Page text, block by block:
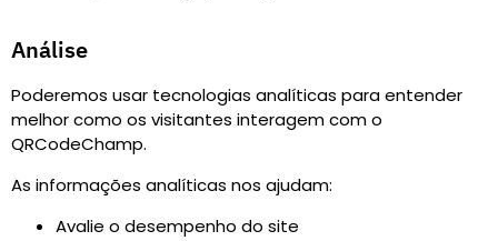
Análise
Poderemos usar tecnologias analíticas para entender
melhor como os visitantes interagem com o
QRCodeChamp.
As informações analíticas nos ajudam:
Avalie o desempenho do site